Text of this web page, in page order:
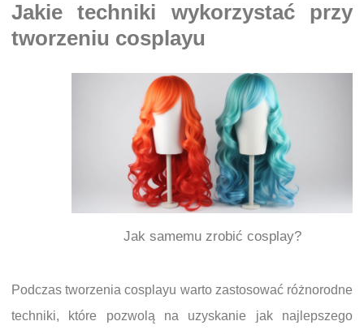
Jakie techniki wykorzystać przy
tworzeniu cosplayu
Jak samemu zrobić cosplay?
Podczas tworzenia cosplayu warto zastosować różnorodne
techniki, które pozwolą na uzyskanie jak najlepszego